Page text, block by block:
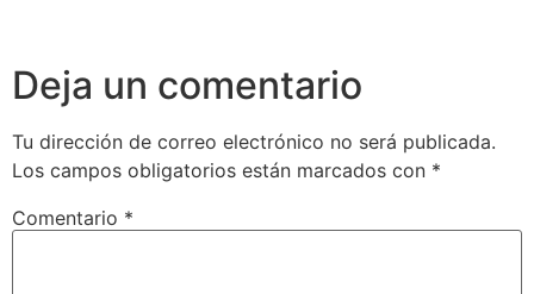
Deja un comentario
Tu dirección de correo electrónico no será publicada.
Los campos obligatorios están marcados con *
Comentario *